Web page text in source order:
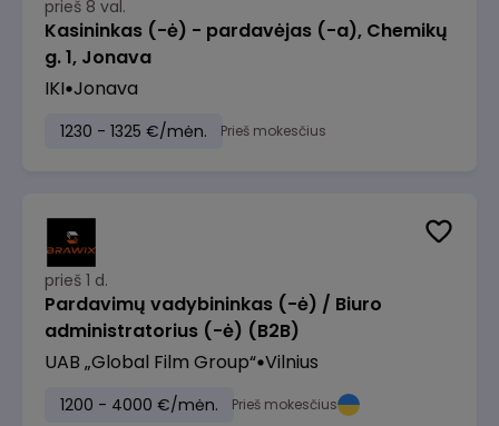
prieš 8 val.
Kasininkas (-ė) - pardavėjas (-a), Chemikų
g. 1, Jonava
IKI Jonava
1230 - 1325 €/mėn. Prieš mokesčius
prieš 1 d.
Pardavimų vadybininkas (-ė) / Biuro
administratorius (-ė) (B2B)
UAB „Global Film Group“ Vilnius
1200 - 4000 €/mėn. Prieš mokesčius